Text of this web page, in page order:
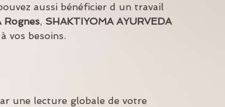
aussi bénéficier d un travail
Rognes, SHAKTIYOMA AYURVEDA
vos besoins.
une lecture globale de votre